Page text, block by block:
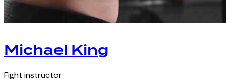
Michael King
Fight instructor